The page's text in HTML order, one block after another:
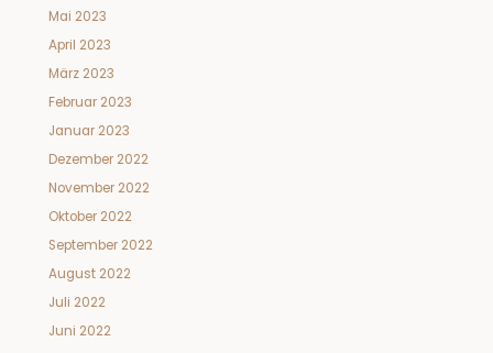
Mai 2023
April 2023
März 2023
Februar 2023
Januar 2023
Dezember 2022
November 2022
Oktober 2022
September 2022
August 2022
Juli 2022
Juni 2022